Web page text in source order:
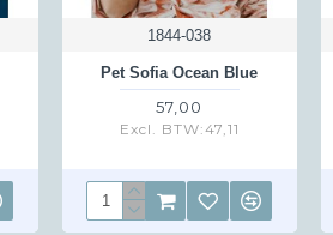
1844-038
Pet Sofia Ocean Blue
57,00
Excl. BTW:47,11